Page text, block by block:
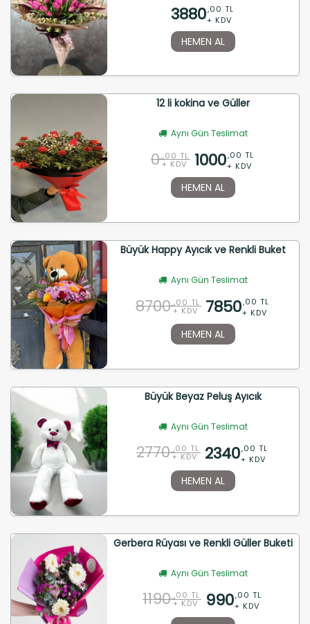
3880,00 TL
+ KDV
HEMEN AL
12 li kokina ve Güller
Aynı Gün Teslimat
0 ,00 TL
+ KDV 1000,00 TL
+ KDV
HEMEN AL
Büyük Happy Ayıcık ve Renkli Buket
Aynı Gün Teslimat
8700 ,00 TL
+ KDV 7850,00 TL
+ KDV
HEMEN AL
Büyük Beyaz Peluş Ayıcık
Aynı Gün Teslimat
2770 ,00 TL
+ KDV 2340,00 TL
+ KDV
HEMEN AL
Gerbera Rüyası ve Renkli Güller Buketi
Aynı Gün Teslimat
1190 ,00 TL
+ KDV 990,00 TL
+ KDV